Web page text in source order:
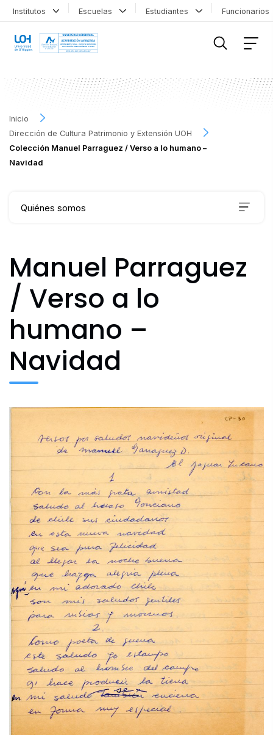
Institutos Escuelas Estudiantes
Inicio
Dirección de Cultura Patrimonio y Extensión UOH
Colección Manuel Parraguez / Verso a lo humano –
Navidad
Quiénes somos
Agenda Cultural
Archivo Fotográfico y Documental
Historial
Manuel Parraguez
/ Verso a lo
humano –
Navidad